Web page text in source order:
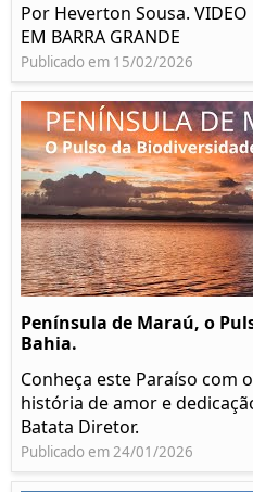
Por Heverton Sousa. VIDEO
EM BARRA GRANDE
Publicado em 15/02/2026
Península de Maraú, o
Bahia.
Conheça este Paraíso com
história de amor e
Batata Diretor.
Publicado em 24/01/2026